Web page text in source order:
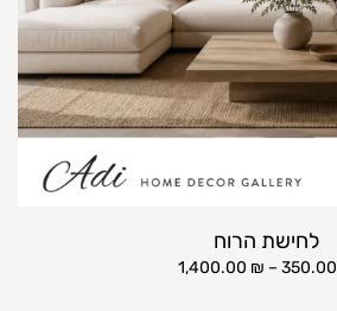
לחישת הרוח
350.00
–
1,400.00 ₪